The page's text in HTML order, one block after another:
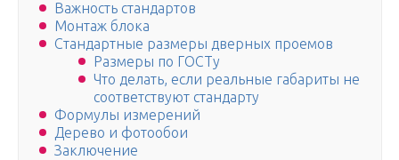
Важность стандартов
Монтаж блока
Стандартные размеры дверных проемов
Размеры по ГОСТу
Что делать, если реальные габариты не
соответствуют стандарту
Формулы измерений
Дерево и фотообои
Заключение